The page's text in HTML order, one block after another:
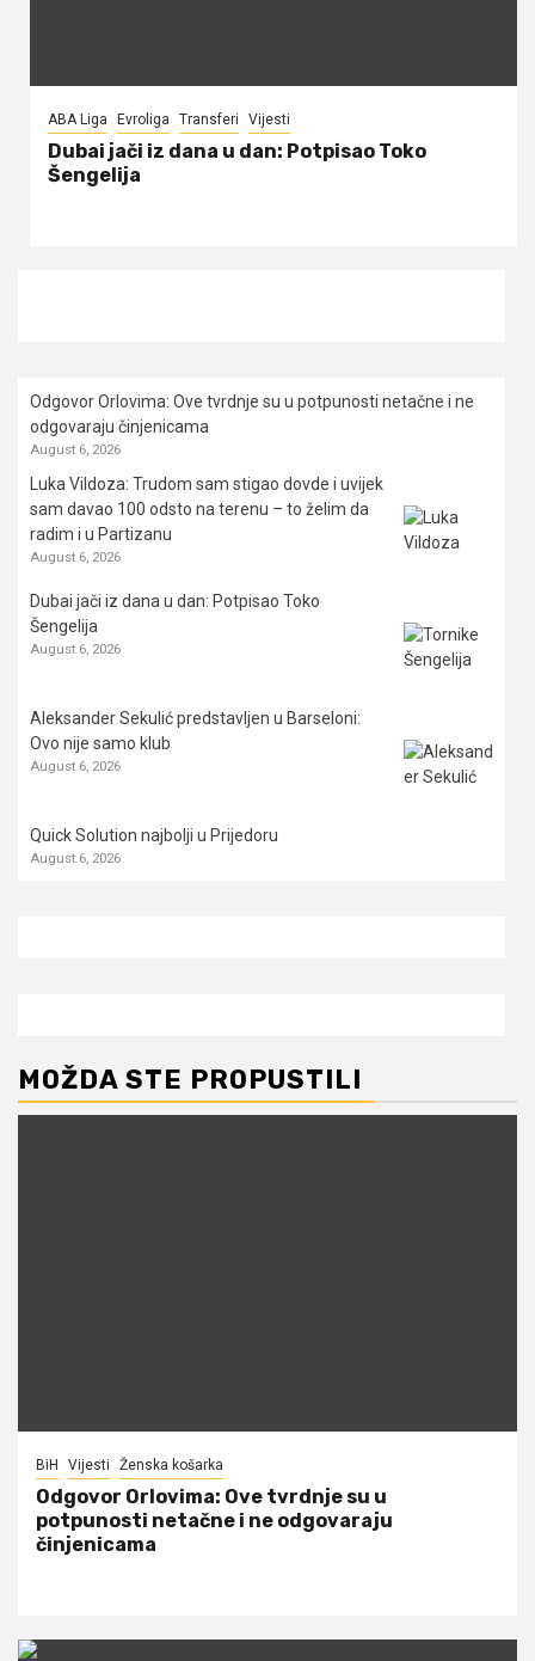
ABA Liga Evroliga Transferi Vijesti
Dubai jači iz dana u dan: Potpisao Toko
Šengelija
Odgovor Orlovima: ​Ove tvrdnje su u potpunosti netačne i ne
odgovaraju činjenicama
August 6, 2026
Luka Vildoza: Trudom sam stigao dovde i uvijek
sam davao 100 odsto na terenu – to želim da
radim i u Partizanu
August 6, 2026
Dubai jači iz dana u dan: Potpisao Toko
Šengelija
August 6, 2026
Aleksander Sekulić predstavljen u Barseloni:
Ovo nije samo klub
August 6, 2026
Quick Solution najbolji u Prijedoru
August 6, 2026
MOŽDA STE PROPUSTILI
BiH Vijesti Ženska košarka
Odgovor Orlovima: ​Ove tvrdnje su u
potpunosti netačne i ne odgovaraju
činjenicama